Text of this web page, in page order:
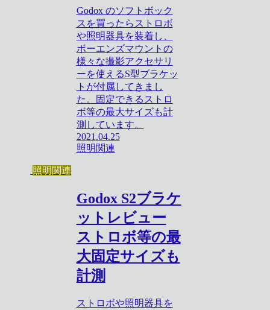
Godox のソフトボック
スを買ったらストロボ
や照明器具を装着し、
ボーエンズマウントの
様々な撮影アクセサリ
ーを使えるS型ブラケッ
トが付属してきまし
た。固定できるストロ
ボ等の最大サイズも計
測しています。
2021.04.25
照明関連
照明関連
Godox S2ブラケ
ットレビュー
ストロボ等の最
大固定サイズも
計測
ストロボや照明器具を